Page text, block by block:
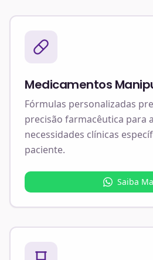
Medicamentos
Fórmulas personalizadas
precisão farmacêutica para
necessidades clínicas
paciente.
Saiba